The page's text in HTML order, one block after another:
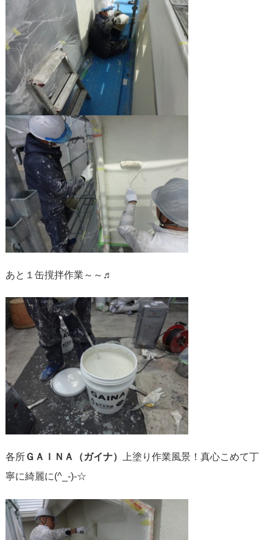
あと１缶撹拌作業～～♬
各所ＧＡＩＮＡ（ガイナ）
上塗り作業風景！真心こめて丁
寧に綺麗に(^_-)-☆